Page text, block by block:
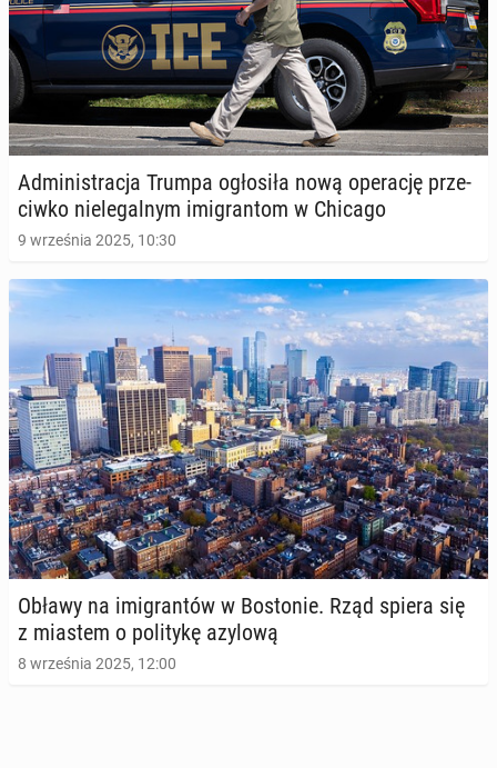
Ad­mi­ni­stra­cja Trumpa ogło­si­ła nową ope­ra­cję prze­
ciw­ko nie­le­gal­nym imi­gran­tom w Chicago
9 września 2025, 10:30
Obławy na imi­gran­tów w Bo­sto­nie. Rząd spiera się
z miastem o po­li­ty­kę azylową
8 września 2025, 12:00